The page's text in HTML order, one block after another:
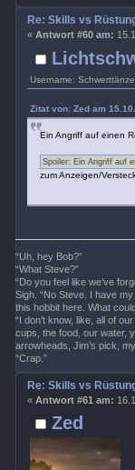
Username:
Re: Skills vs
« Antwort #60 am:
Zitat von: Zed am
Ein Angriff auf einen
zum Anzeigen/
“Uh, hey Bob?”
“What Steve?”
“Do you feel like we’ve
Sigh. “No Steve. I have
this hobbit here. What
“I don’t know, like, all of
cups, the food, our water,
arrowheads, Jim’s pick,
“Crap.”
Zed
Re: Skills vs
« Antwort #61 am: